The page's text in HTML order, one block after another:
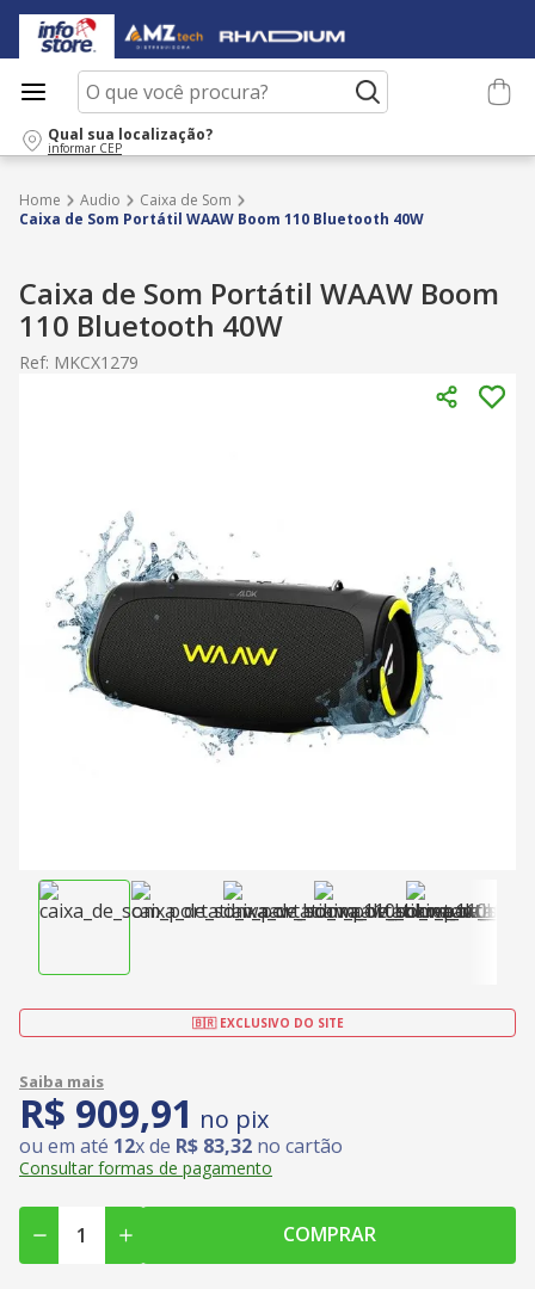
O que você procura?
Qual sua localização?
informar CEP
Audio
Caixa de Som
Caixa de Som Portátil WAAW Boom 110 Bluetooth 40W
Caixa de Som Portátil WAAW Boom
110 Bluetooth 40W
Ref: MKCX1279
🇧🇷 EXCLUSIVO DO SITE
R$ 909,91 no pix
ou em até 12x de R$ 83,32 no cartão
Consultar formas de pagamento
COMPRAR